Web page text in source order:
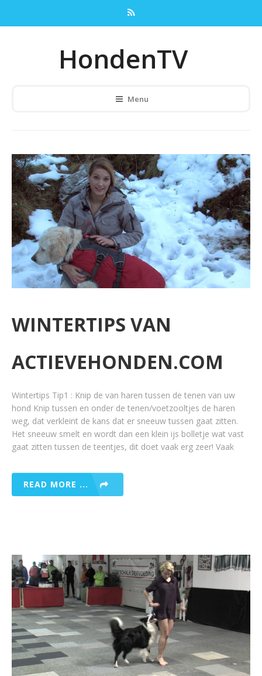
HondenTV
Menu
WINTERTIPS VAN
ACTIEVEHONDEN.COM
Wintertips Tip1 : Knip de van haren tussen de tenen van uw
hond Knip tussen en onder de tenen/voetzooltjes de haren
weg, dat verkleint de kans dat er sneeuw tussen gaat zitten.
Het sneeuw smelt en wordt dan een klein ijs bolletje wat vast
gaat zitten tussen de teentjes, dit doet vaak erg zeer! Vaak
READ MORE ...